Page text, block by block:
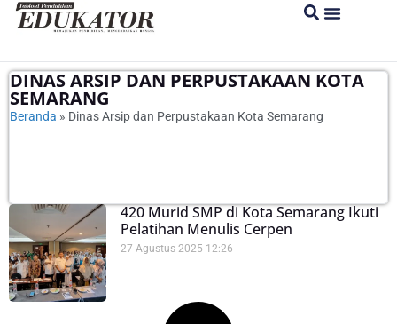
DINAS ARSIP DAN PERPUSTAKAAN KOTA
SEMARANG
Beranda » Dinas Arsip dan Perpustakaan Kota Semarang
420 Murid SMP di Kota Semarang Ikuti
Pelatihan Menulis Cerpen
27 Agustus 2025 12:26